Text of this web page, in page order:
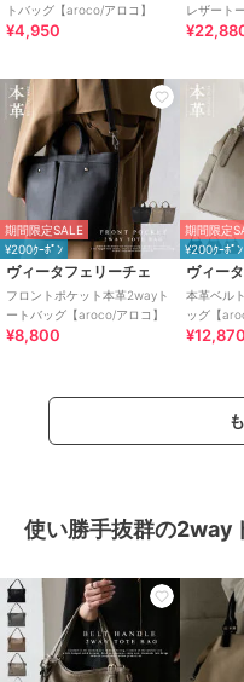
トバッグ【aroco/アロコ】
¥4,950
レザート
ー紐付き
期間限定SALE
¥200ｸｰﾎﾟﾝ
ヴィータフェリーチェ
フロントポケット本革2wayト
ートバッグ【aroco/アロコ】
¥8,800
期間限定
¥200ｸｰﾎﾟﾝ
ヴィー
本革ベル
ッグ【
¥12,870
使い勝手抜群の2way